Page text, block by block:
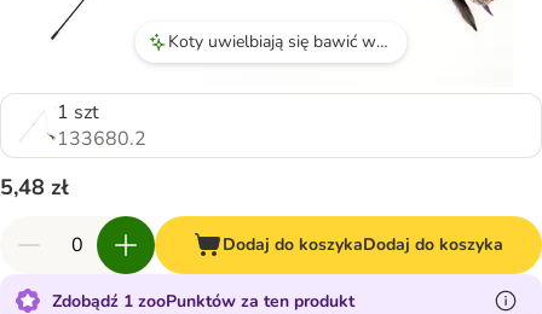
Koty uwielbiają się bawić wędką, co aktywuje ich instynkt łowcy.
1 szt
133680.2
5,48 zł
Dodaj do koszykaDodaj do koszyka
Zdobądź 1 zooPunktów za ten produkt